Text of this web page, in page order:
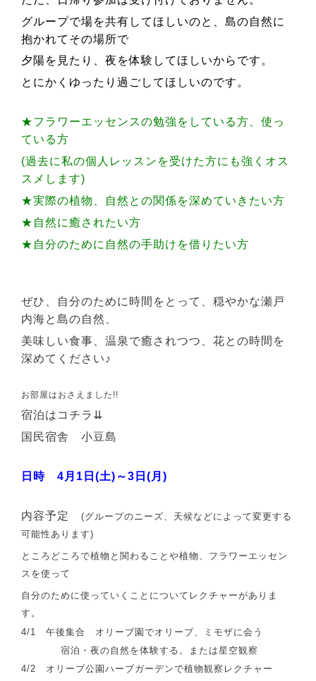
グループで場を共有してほしいのと、島の自然に
抱かれてその場所で
夕陽を見たり、夜を体験してほしいからです。
とにかくゆったり過ごしてほしいのです。
★フラワーエッセンスの勉強をしている方、使っ
ている方
(過去に私の個人レッスンを受けた方にも強くオス
スメします)
★実際の植物、自然との関係を深めていきたい方
★自然に癒されたい方
★自分のために自然の手助けを借りたい方
ぜひ、自分のために時間をとって、穏やかな瀬戸
内海と島の自然、
美味しい食事、温泉で癒されつつ、花との時間を
深めてください♪
お部屋はおさえました!!
宿泊はコチラ⇊
国民宿舎 小豆島
日時 4月1日(土)～3日(月)
内容予定(グループのニーズ、天候などによって変更する
可能性あります)
ところどころで植物と関わることや植物、フラワーエッセン
スを使って
自分のために使っていくことについてレクチャーがありま
す。
4/1 午後集合 オリーブ園でオリーブ、ミモザに会う
宿泊・夜の自然を体験する。または星空観察
4/2 オリーブ公園ハーブガーデンで植物観察レクチャー